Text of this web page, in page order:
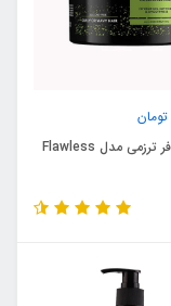
تومان
ماسک مو فر ترزمی مدل Flawless